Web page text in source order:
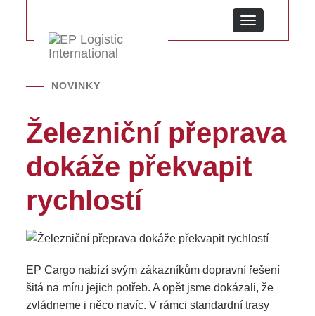
MENU
NOVINKY
Železniční přeprava
dokáže překvapit
rychlostí
EP Cargo nabízí svým zákazníkům dopravní řešení
šitá na míru jejich potřeb. A opět jsme dokázali, že
zvládneme i něco navíc. V rámci standardní trasy